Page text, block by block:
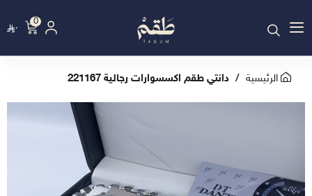
0 ٠
الرئيسية دانتي طقم اكسسوارات رجالية 221167